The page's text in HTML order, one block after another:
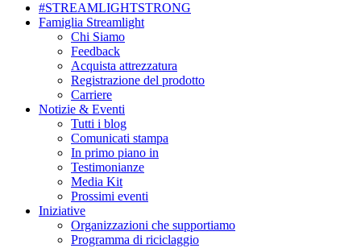
#STREAMLIGHTSTRONG
Famiglia Streamlight
Chi Siamo
Feedback
Acquista attrezzatura
Registrazione del prodotto
Carriere
Notizie & Eventi
Tutti i blog
Comunicati stampa
In primo piano in
Testimonianze
Media Kit
Prossimi eventi
Iniziative
Organizzazioni che supportiamo
Programma di riciclaggio